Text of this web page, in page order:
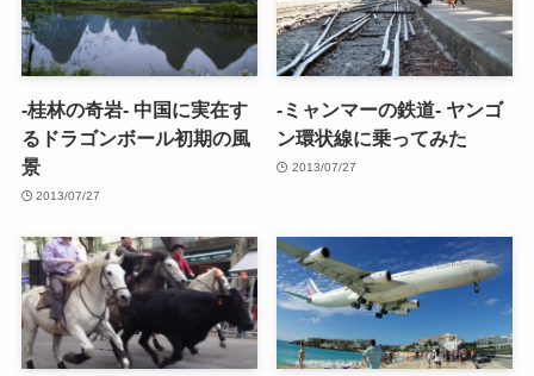
-桂林の奇岩- 中国に実在す
るドラゴンボール初期の風
景
2013/07/27
-ミャンマーの鉄道- ヤンゴ
ン環状線に乗ってみた
2013/07/27